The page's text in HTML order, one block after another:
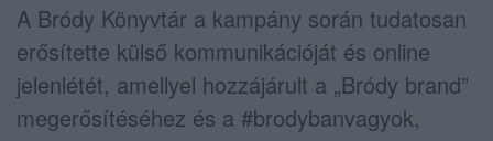
A Bródy Könyvtár a kampány során tudatosan
erősítette külső kommunikációját és online
jelenlétét, amellyel hozzájárult a „Bródy brand”
megerősítéséhez és a #brodybanvagyok,